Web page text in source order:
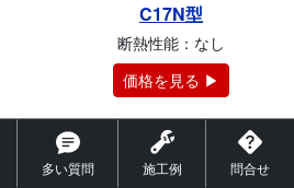
多い質問 施工例 問合せ
C17N型
断熱性能：なし
価格を見る ▶